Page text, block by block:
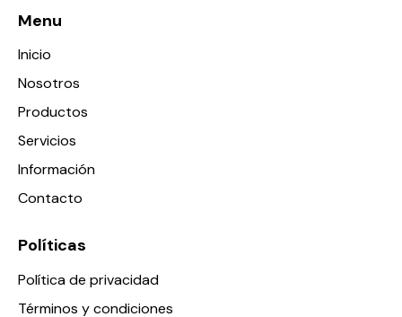
Menu
Inicio
Nosotros
Productos
Servicios
Información
Contacto
Políticas
Política de privacidad
Términos y condiciones